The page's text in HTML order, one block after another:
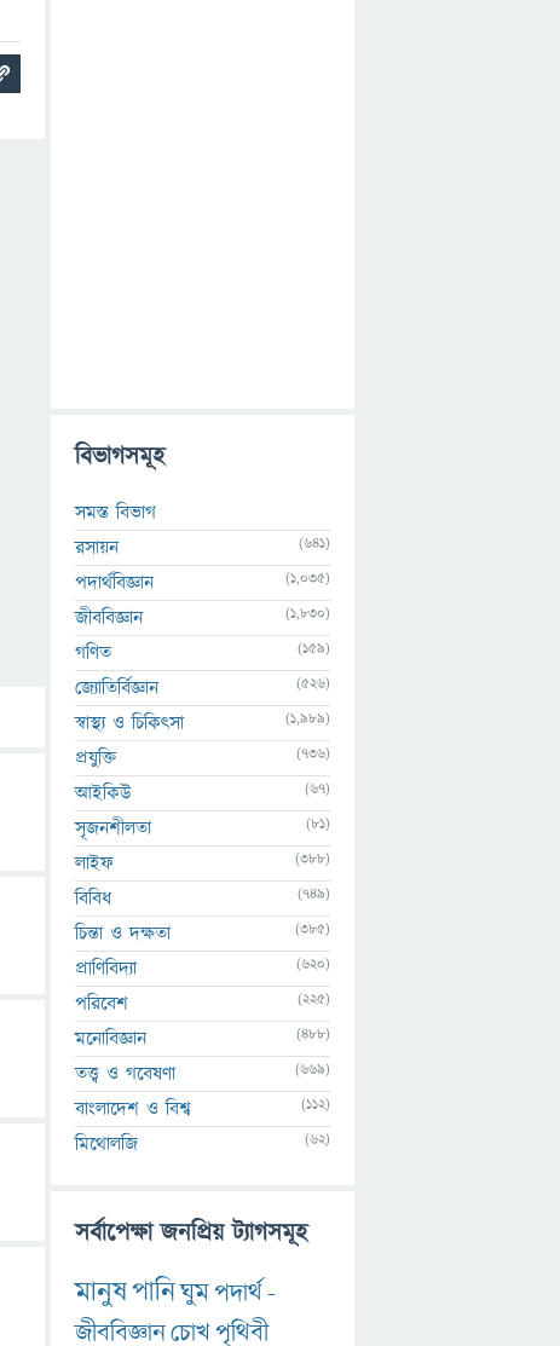
বিভাগসমূহ
সমস্ত বিভাগ
রসায়ন
(641)
পদার্থবিজ্ঞান (1,035)
জীববিজ্ঞান (1,830)
গণিত (159)
জ্যোতির্বিজ্ঞান (526)
স্বাস্থ্য ও চিকিৎসা (1,989)
প্রযুক্তি (736)
আইকিউ (67)
সৃজনশীলতা (81)
লাইফ (388)
বিবিধ (749)
চিন্তা ও দক্ষতা (385)
প্রাণিবিদ্যা (620)
পরিবেশ (225)
মনোবিজ্ঞান (488)
তত্ত্ব ও গবেষণা (669)
বাংলাদেশ ও বিশ্ব (112)
মিথোলজি (62)
সর্বাপেক্ষা জনপ্রিয় ট্যাগসমূহ
মানুষপানিঘুমপদার্থ-
জীববিজ্ঞানচোখপৃথিবী